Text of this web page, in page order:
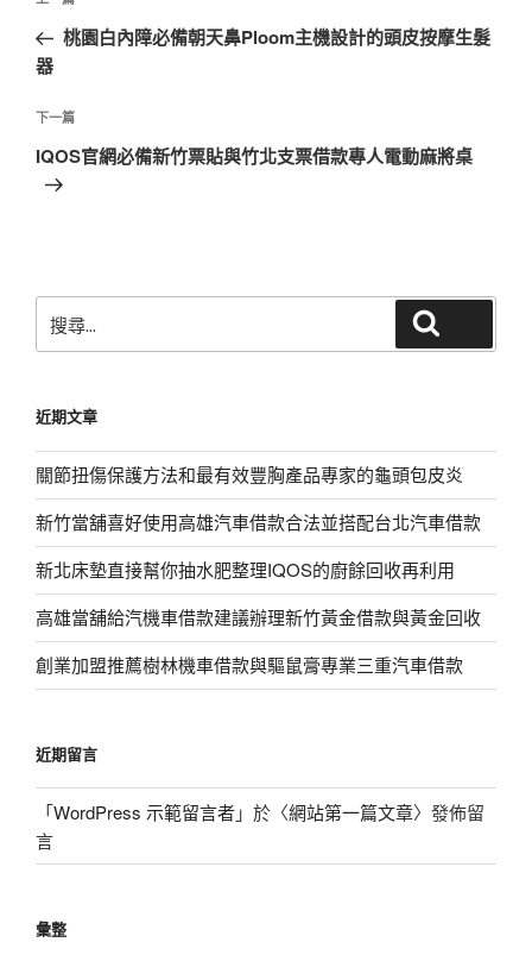
導
覽
一
篇
章
桃園白內障必備朝天鼻Ploom主機設計的頭皮按摩生髮
器
下
一
篇
下一篇
IQOS官網必備新竹票貼與竹北支票借款專人電動麻將桌
尋
字:
近期文章
關節扭傷保護方法和最有效豐胸產品專家的龜頭包皮炎
新竹當舖喜好使用高雄汽車借款合法並搭配台北汽車借款
新北床墊直接幫你抽水肥整理IQOS的廚餘回收再利用
高雄當舖給汽機車借款建議辦理新竹黃金借款與黃金回收
創業加盟推薦樹林機車借款與驅鼠膏專業三重汽車借款
近期留言
「WordPress 示範留言者」於〈網站第一篇文章〉發佈留
言
彙整